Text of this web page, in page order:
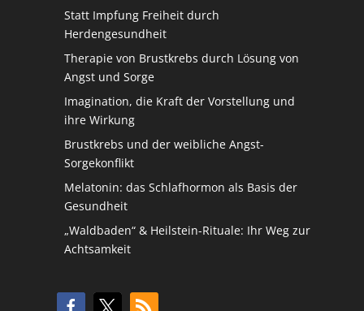
Statt Impfung Freiheit durch
Herdengesundheit
Therapie von Brustkrebs durch Lösung von
Angst und Sorge
Imagination, die Kraft der Vorstellung und
ihre Wirkung
Brustkrebs und der weibliche Angst-
Sorgekonflikt
Melatonin: das Schlafhormon als Basis der
Gesundheit
„Waldbaden“ & Heilstein-Rituale: Ihr Weg zur
Achtsamkeit